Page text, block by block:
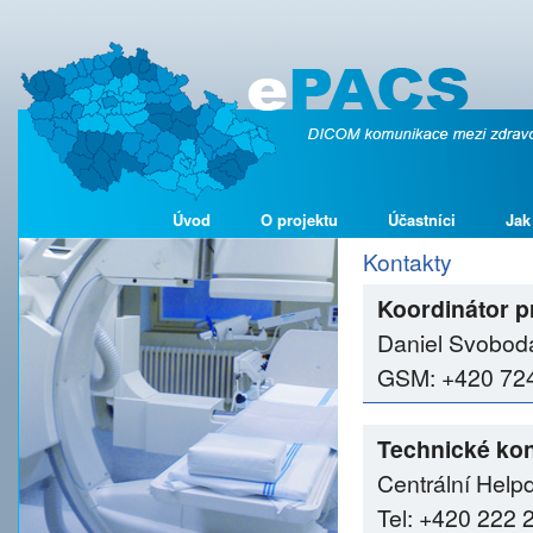
Úvod O projektu Účastníci
Kontakty
Koordinátor
Daniel
GSM: +420
Technické
Centrální
Tel: +420 222